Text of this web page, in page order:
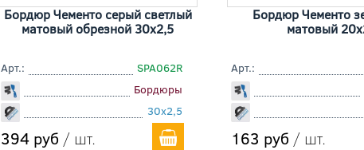
Бордюр Чементо серый светлый
матовый обрезной 30x2,5
Арт.:
SPA062R
Бордюры
30x2,5
394 руб / шт.
Бордюр Чементо
матовый
Арт.:
163 руб / шт.